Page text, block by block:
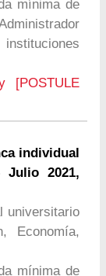
mínima de
[POSTULE
individual
Julio 2021,
universitario
Economía,
mínima de